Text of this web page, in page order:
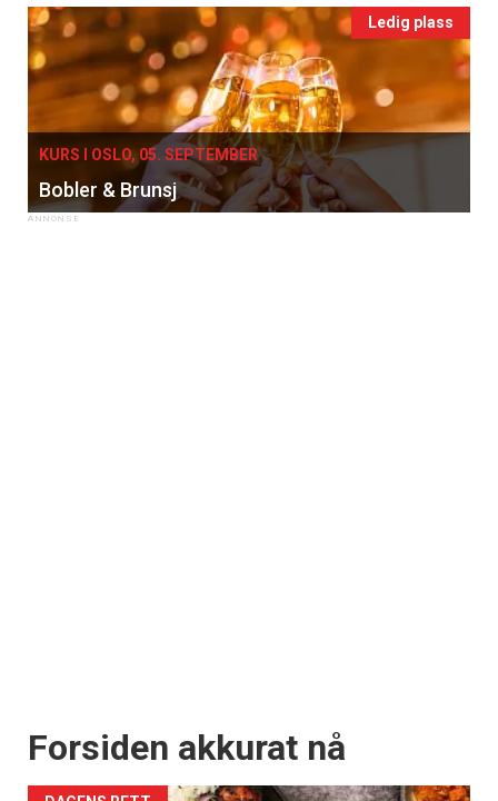
Ledig plass
KURS I OSLO, 05. SEPTEMBER
Bobler & Brunsj
Forsiden akkurat nå